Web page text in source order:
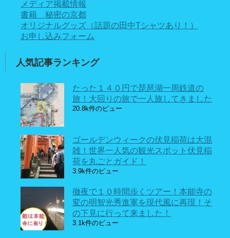
メディア掲載情報
書籍 秘密の京都
オリジナルグッズ（話題の田中Tシャツあり！）
お申し込みフォーム
人気記事ランキング
たった１４０円で琵琶湖一周鉄道の
旅！大回りの旅で一人旅してきました
20.8k件のビュー
ゴールデンウィークの伏見稲荷は大混
雑！世界一人気の観光スポット伏見稲
荷を丸ごとガイド！
3.9k件のビュー
徹夜で１０時間歩くツアー！本能寺の
変の明智光秀進軍を現代風に再現！そ
の下見に行って来ました！
3.1k件のビュー